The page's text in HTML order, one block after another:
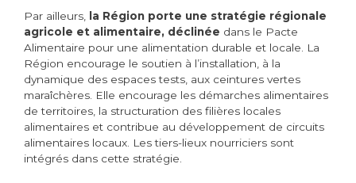
Par ailleurs, la Région porte une stratégie régionale
agricole et alimentaire, déclinée dans le Pacte
Alimentaire pour une alimentation durable et locale. La
Région encourage le soutien à l’installation, à la
dynamique des espaces tests, aux ceintures vertes
maraîchères. Elle encourage les démarches alimentaires
de territoires, la structuration des filières locales
alimentaires et contribue au développement de circuits
alimentaires locaux. Les tiers-lieux nourriciers sont
intégrés dans cette stratégie.